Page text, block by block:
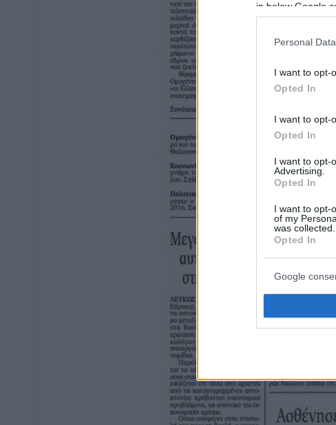
in below Google
Personal
I want to opt-
Opted In
I want to opt-
Opted In
I want to opt-
Advertising.
Opted In
I want to opt-
of my
was collected.
Opted In
Google